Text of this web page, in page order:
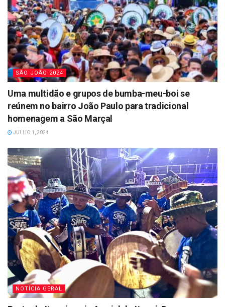
SÃO JOÃO 2024
Uma multidão e grupos de bumba-meu-boi se
reúnem no bairro João Paulo para tradicional
homenagem a São Marçal
JULHO 1, 2024
NOTÍCIA GERAL